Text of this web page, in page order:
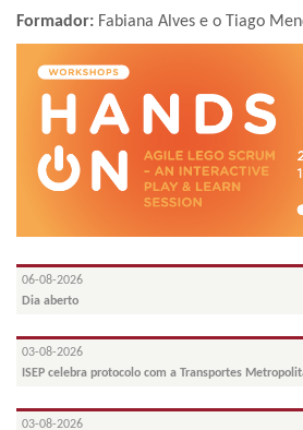
Formador: Fabiana Alves e o Tiago
06-08-2026
Dia aberto
03-08-2026
ISEP celebra protocolo com a Transportes
03-08-2026